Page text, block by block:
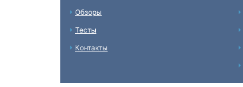
Обзоры
Тесты
Контакты